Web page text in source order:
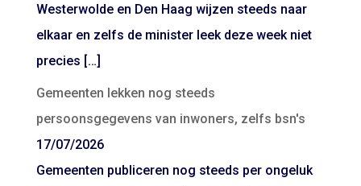
Westerwolde en Den Haag wijzen steeds naar
elkaar en zelfs de minister leek deze week niet
precies […]
Gemeenten lekken nog steeds
persoonsgegevens van inwoners, zelfs bsn's
17/07/2026
Gemeenten publiceren nog steeds per ongeluk